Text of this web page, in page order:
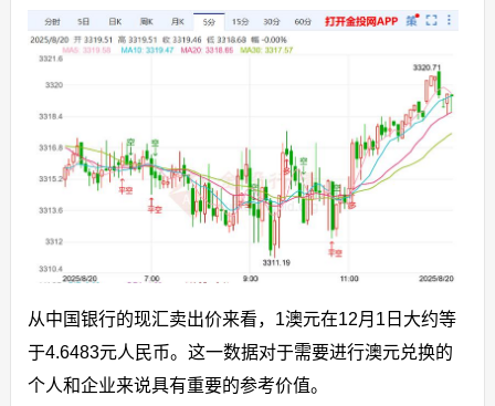
从中国银行的现汇卖出价来看，1澳元在12月1日大约等
于4.6483元人民币。这一数据对于需要进行澳元兑换的
个人和企业来说具有重要的参考价值。